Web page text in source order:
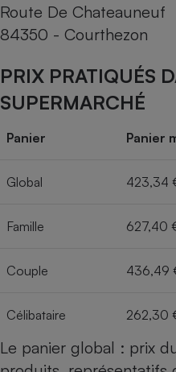
Route De Chateauneuf
84350 - Courthezon
PRIX PRATIQUÉS
SUPERMARCHÉ
Panier Panier
Global 423,34
Famille 627,40
Couple 436,49
Célibataire 262,30
Le panier global : prix